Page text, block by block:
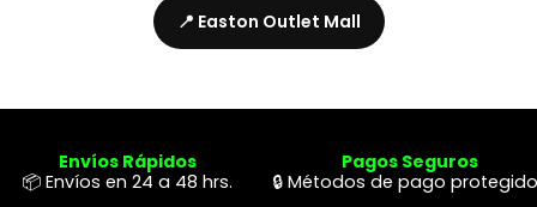
📍 Easton Outlet Mall
Envíos Rápidos
📦 Envíos en 24 a 48 hrs.
Pagos Seguros
🔒 Métodos de pago